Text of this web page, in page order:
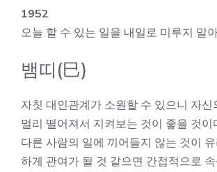
1952
오늘 할 수 있는 일을 내일로 미루지 말
뱀띠(巳)
자칫 대인관계가 소원할 수 있으니 자신
멀리 떨어져서 지켜보는 것이 좋을 것이
다른 사람의 일에 끼어들지 않는 것이
하게 관여가 될 것 같으면 간접적으로